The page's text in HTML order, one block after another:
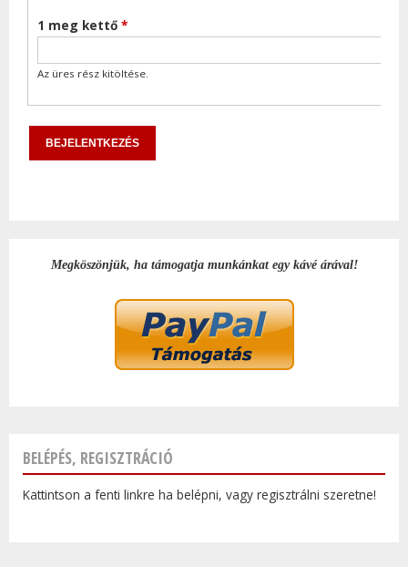
1 meg kettő *
Az üres rész kitöltése.
Megköszönjük, ha támogatja munkánkat egy kávé árával!
BELÉPÉS, REGISZTRÁCIÓ
Kattintson a fenti linkre ha belépni, vagy regisztrálni szeretne!